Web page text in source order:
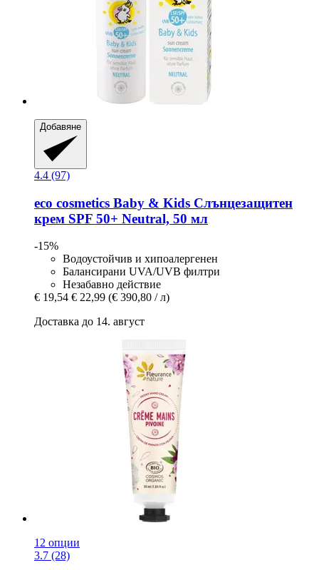
Добавяне
4.4 (97)
eco cosmetics Baby & Kids Слънцезащитен
крем SPF 50+ Neutral, 50 мл
-15%
Водоустойчив и хипоалергенен
Балансирани UVA/UVB филтри
Незабавно действие
€ 19,54 € 22,99 (€ 390,80 / л)
Доставка до 14. август
12 опции
3.7 (28)